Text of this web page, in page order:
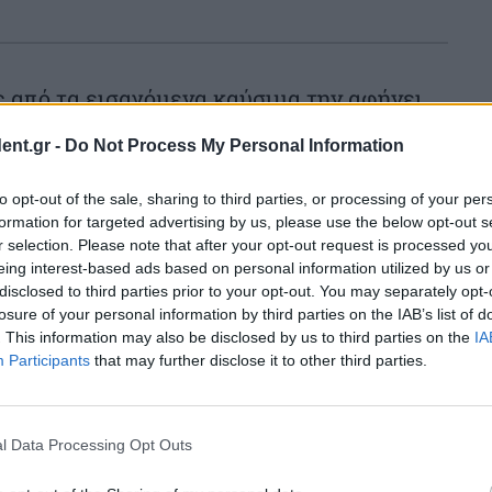
- Do Not Process My Personal Information
opt-out of the sale, sharing to third parties, or processing of your
for targeted advertising by us, please use the below opt-out
selection. Please note that after your opt-out request is processed
interest-based ads based on personal information utilized by us
to third parties prior to your opt-out. You may separately
of your personal information by third parties on the IAB’s list of
This information may also be disclosed by us to third parties on the
Participants that may further disclose it to other third parties.
Data Processing Opt Outs
τα εισαγόμενα καύσιμα την αφήνει
η σύγκρουση στη Μέση Ανατολή στις
του φυσικού αερίου στην Ευρώπη
70% από τότε που ξεκίνησε ο πόλεμος
και τη Στέγαση Νταν Γιόργκενσεν
ανησυχούν ιδιαίτερα για τη
διύλισης πετρελαίου στην Ευρώπη,
ντίζελ.